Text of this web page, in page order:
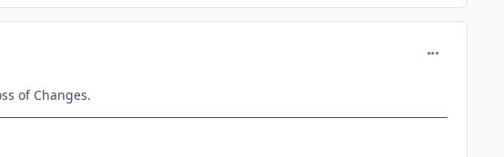
of Changes.